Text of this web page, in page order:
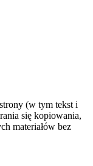
(w tym tekst i
się kopiowania,
materiałów bez